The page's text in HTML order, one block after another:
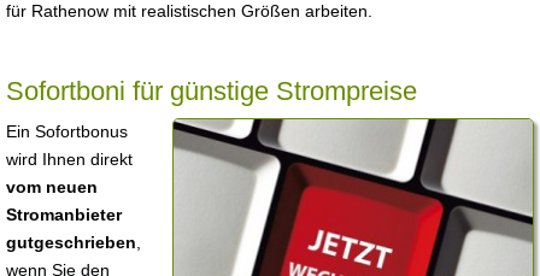
für Rathenow mit realistischen Größen arbeiten.
Sofortboni für günstige Strompreise
Ein Sofortbonus
wird Ihnen direkt
vom neuen
Stromanbieter
gutgeschrieben
wenn Sie den